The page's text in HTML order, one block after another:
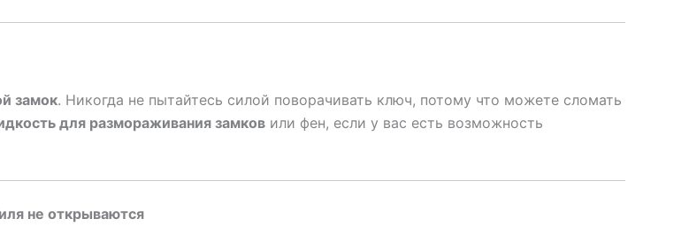
замок. Никогда не пытайтесь силой поворачивать ключ, потому что можете сломать
для размораживания замков или фен, если у вас есть возможность
не открываются